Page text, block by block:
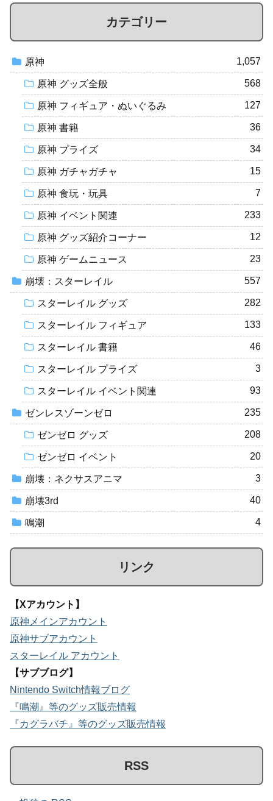
カテゴリー
原神 1,057
原神 グッズ全般 568
原神 フィギュア・ぬいぐるみ 127
原神 書籍 36
原神 プライズ 34
原神 ガチャガチャ 15
原神 食玩・玩具 7
原神 イベント関連 233
原神 グッズ紹介コーナー 12
原神 ゲームニュース 23
崩壊：スターレイル 557
スターレイル グッズ 282
スターレイル フィギュア 133
スターレイル 書籍 46
スターレイル プライズ 3
スターレイル イベント関連 93
ゼンレスゾーンゼロ 235
ゼンゼロ グッズ 208
ゼンゼロ イベント 20
崩壊：ネクサスアニマ 3
崩壊3rd 40
鳴潮 4
リンク
【Xアカウント】
原神メインアカウント
原神サブアカウント
スターレイル アカウント
【サブブログ】
Nintendo Switch情報ブログ
『鳴潮』等のグッズ販売情報
『カグラバチ』等のグッズ販売情報
RSS